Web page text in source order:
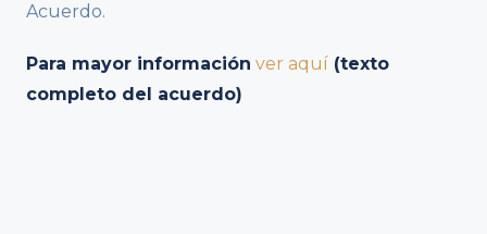
Acuerdo.
Para mayor información ver aquí (texto
completo del acuerdo)